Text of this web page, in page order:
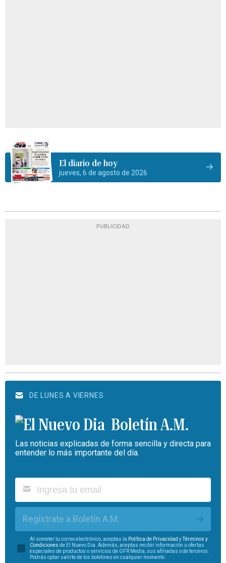
El diario de hoy
jueves, 6 de agosto de 2026
PUBLICIDAD
DE LUNES A VIERNES
Boletín A.M.
Las noticias explicadas de forma sencilla y directa para
entender lo más importante del día.
Regístrate a Boletín A.M.
Al someter tu correo electrónico, aceptas la Política de Privacidad yTérminos y
Condiciones de El Nuevo Día. Además, aceptas recibir información u ofertas
especiales de productos o servicios de GFR Media, sus afiliadas o de terceros.
Podrás optar salirte de los boletines en cualquier momento.